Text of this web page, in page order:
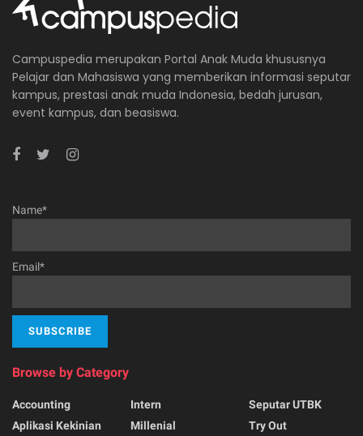
Campuspedia merupakan Portal Anak Muda khususnya
Pelajar dan Mahasiswa yang memberikan informasi seputar
kampus, prestasi anak muda Indonesia, bedah jurusan,
event kampus, dan beasiswa.
Name*
Email*
Browse by Category
Accounting
Aplikasi Kekinian
Intern
Millenial
Seputar UTBK
Try Out